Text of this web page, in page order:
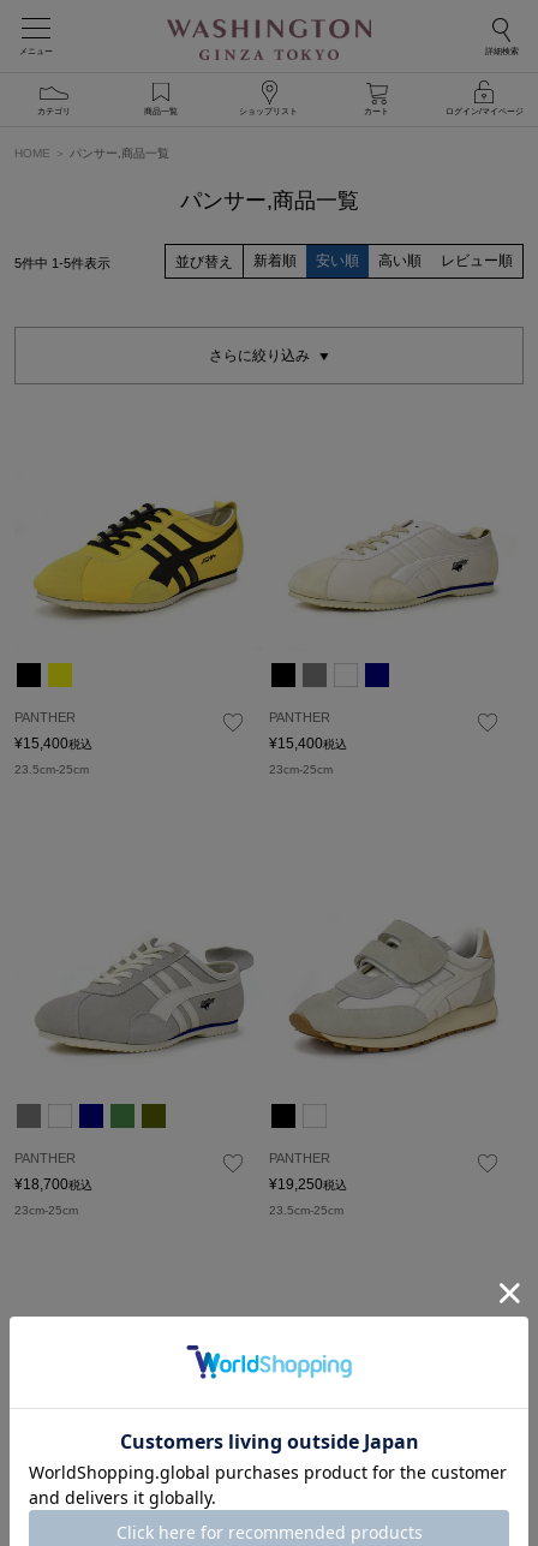
メニュー 詳細検索
カテゴリ 商品一覧 ショップリスト カート ログイン/マイページ
HOME パンサー,商品一覧
パンサー,商品一覧
並び替え 新着順 安い順 高い順 レビュー順
5件中 1-5件表示
さらに絞り込み
PANTHER
¥15,400税込
23.5cm-25cm
PANTHER
¥15,400税込
23cm-25cm
PANTHER
¥18,700税込
23cm-25cm
PANTHER
¥19,250税込
23.5cm-25cm